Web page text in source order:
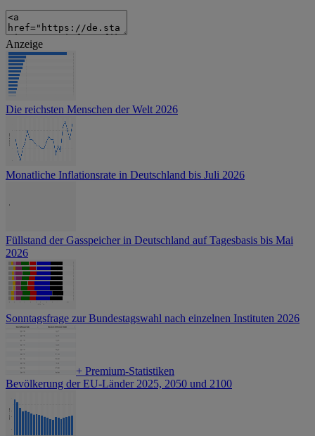
Anzeige
Die reichsten Menschen der Welt 2026
Monatliche Inflationsrate in Deutschland bis Juli 2026
Füllstand der Gasspeicher in Deutschland auf Tagesbasis bis Mai
2026
Sonntagsfrage zur Bundestagswahl nach einzelnen Instituten 2026
+ Premium-Statistiken
Bevölkerung der EU-Länder 2025, 2050 und 2100